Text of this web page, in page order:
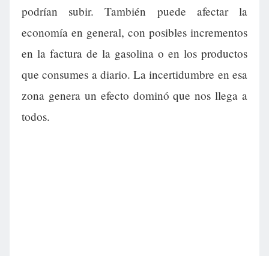
podrían subir. También puede afectar la
economía en general, con posibles incrementos
en la factura de la gasolina o en los productos
que consumes a diario. La incertidumbre en esa
zona genera un efecto dominó que nos llega a
todos.